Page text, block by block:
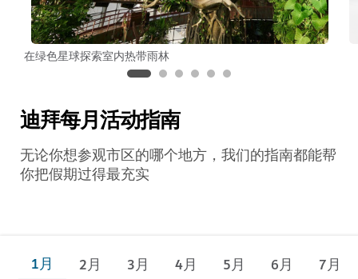
在绿色星球探索室内热带雨林
迪拜每月活动指南
无论你想参观市区的哪个地方，我们的指南都能帮
你把假期过得最充实
1月 2月 3月 4月 5月 6月 7月